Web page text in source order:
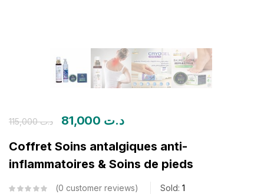
د.ت115,000 د.ت
Coffret Soins antalgiques anti-
inflammatoires & Soins de pieds
0 customer reviews Sold: 1